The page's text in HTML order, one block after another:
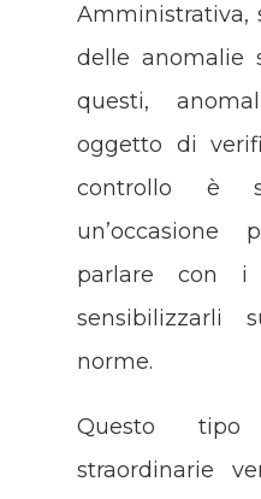
Amministrativa,
delle anomalie
questi,
oggetto di
controllo è
parlare con i
sensibilizzarli
norme.
Questo
straordinarie